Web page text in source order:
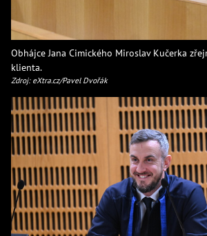
Obhájce Jana Cimického Miroslav Kučerka
klienta.
Zdroj: eXtra.cz/Pavel Dvořák